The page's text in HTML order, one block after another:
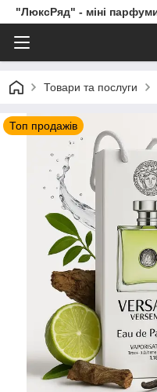
"ЛюксРяд" - міні
Товари та послуги
Топ продажів